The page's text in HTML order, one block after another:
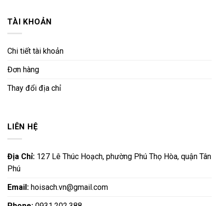
TÀI KHOẢN
Chi tiết tài khoản
Đơn hàng
Thay đổi địa chỉ
LIÊN HỆ
Địa Chỉ: 127 Lê Thúc Hoạch, phường Phú Thọ Hòa, quận Tân
Phú
Email: hoisach.vn@gmail.com